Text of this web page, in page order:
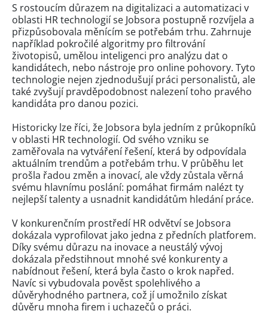
S rostoucím důrazem na digitalizaci a automatizaci v
oblasti HR technologií se Jobsora postupně rozvíjela a
přizpůsobovala měnícím se potřebám trhu. Zahrnuje
například pokročilé algoritmy pro filtrování
životopisů, umělou inteligenci pro analýzu dat o
kandidátech, nebo nástroje pro online pohovory. Tyto
technologie nejen zjednodušují práci personalistů, ale
také zvyšují pravděpodobnost nalezení toho pravého
kandidáta pro danou pozici.
Historicky lze říci, že Jobsora byla jedním z průkopníků
v oblasti HR technologií. Od svého vzniku se
zaměřovala na vytváření řešení, která by odpovídala
aktuálním trendům a potřebám trhu. V průběhu let
prošla řadou změn a inovací, ale vždy zůstala věrná
svému hlavnímu poslání: pomáhat firmám nalézt ty
nejlepší talenty a usnadnit kandidátům hledání práce.
V konkurenčním prostředí HR odvětví se Jobsora
dokázala vyprofilovat jako jedna z předních platforem.
Díky svému důrazu na inovace a neustálý vývoj
dokázala předstihnout mnohé své konkurenty a
nabídnout řešení, která byla často o krok napřed.
Navíc si vybudovala pověst spolehlivého a
důvěryhodného partnera, což jí umožnilo získat
důvěru mnoha firem i uchazečů o práci.